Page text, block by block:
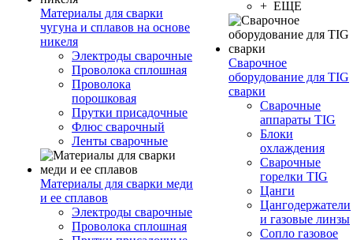
Материалы для сварки
чугуна и сплавов на основе
никеля
Электроды сварочные
Проволока сплошная
Проволока
порошковая
Прутки присадочные
Флюс сварочный
Ленты сварочные
Материалы для сварки меди
и ее сплавов
Электроды сварочные
Проволока сплошная
+ ЕЩЕ
Сварочное
оборудование для TIG
сварки
Сварочные
аппараты TIG
Блоки
охлаждения
Сварочные
горелки TIG
Цанги
Цангодержатели
и газовые линзы
Сопло газовое